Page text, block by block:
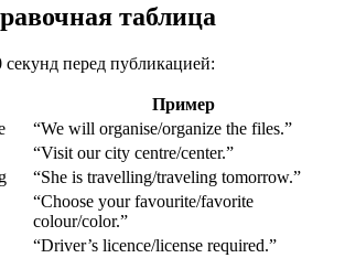
таблица
секунд перед публикацией:
Пример
“We will organise/organize the files.”
“Visit our city centre/center.”
“She is travelling/traveling tomorrow.”
“Choose your favourite/favorite
colour/color.”
“Driver’s licence/license required.”